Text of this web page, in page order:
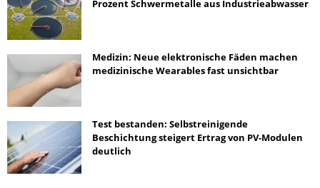
Prozent Schwermetalle aus Industrieabwasser
Medizin: Neue elektronische Fäden machen
medizinische Wearables fast unsichtbar
Test bestanden: Selbstreinigende
Beschichtung steigert Ertrag von PV-Modulen
deutlich